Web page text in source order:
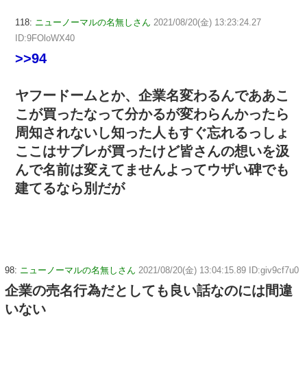
118: ニューノーマルの名無しさん 2021/08/20(金) 13:23:24.27
ID:9FOloWX40
>>94
ヤフードームとか、企業名変わるんでああこ
こが買ったなって分かるが変わらんかったら
周知されないし知った人もすぐ忘れるっしょ
ここはサブレが買ったけど皆さんの想いを汲
んで名前は変えてませんよってウザい碑でも
建てるなら別だが
98: ニューノーマルの名無しさん 2021/08/20(金) 13:04:15.89 ID:giv9cf7u0
企業の売名行為だとしても良い話なのには間違
いない